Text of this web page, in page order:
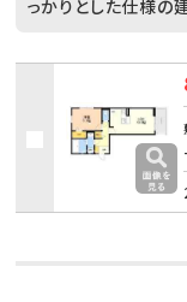
っかりとした仕様の